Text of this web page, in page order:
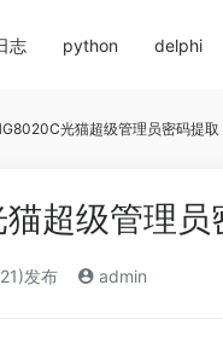
志 python delphi
光猫超级管理员密码提取
超级管理员
发布 admin